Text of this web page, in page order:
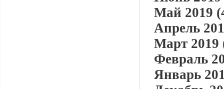
Май 2019
Апрель
Март 2019
Февраль
Январь